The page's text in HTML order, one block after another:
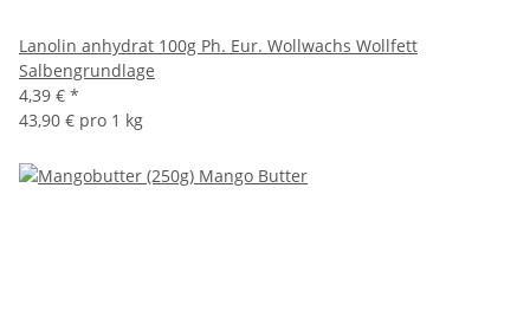
Lanolin anhydrat 100g Ph. Eur. Wollwachs Wollfett
Salbengrundlage
4,39 € *
43,90 € pro 1 kg